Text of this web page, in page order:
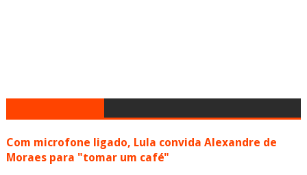
Com microfone ligado, Lula convida Alexandre de
Moraes para "tomar um café"